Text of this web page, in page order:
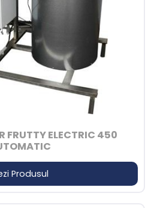
FRUTTY ELECTRIC 450
Produsul